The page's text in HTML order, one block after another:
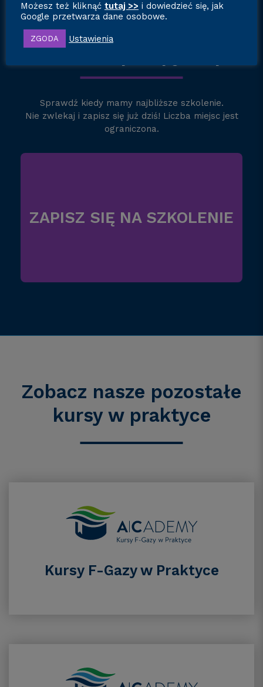
Najbliższe szkolenia
Sprawdź kiedy mamy najbliższe szkolenie.
Nie zwlekaj i zapisz się już dziś! Liczba miejsc jest
ograniczona.
ZAPISZ SIĘ NA SZKOLENIE
Zobacz nasze pozostałe
kursyw praktyce
Kursy F-Gazy w Praktyce
Możesz też kliknąć tutaj >> i dowiedzieć się, jak
Google przetwarza dane osobowe.
ZGODA Ustawienia